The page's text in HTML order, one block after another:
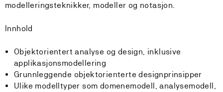
modelleringsteknikker, modeller og notasjon.
Innhold
Objektorientert analyse og design, inklusive
applikasjonsmodellering
Grunnleggende objektorienterte designprinsipper
Ulike modelltyper som domenemodell, analysemodell,